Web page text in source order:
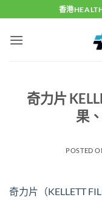
to
content
香港
奇力片
果
POSTED
奇力片（KELLETT